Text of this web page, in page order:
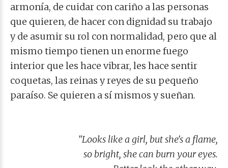
armonía, de cuidar con cariño a las personas
que quieren, de hacer con dignidad su trabajo
y de asumir su rol con normalidad, pero que al
mismo tiempo tienen un enorme fuego
interior que les hace vibrar, les hace sentir
coquetas, las reinas y reyes de su pequeño
paraíso. Se quieren a sí mismos y sueñan.
"Looks like a girl, but she's a flame,
so bright, she can burn your eyes.